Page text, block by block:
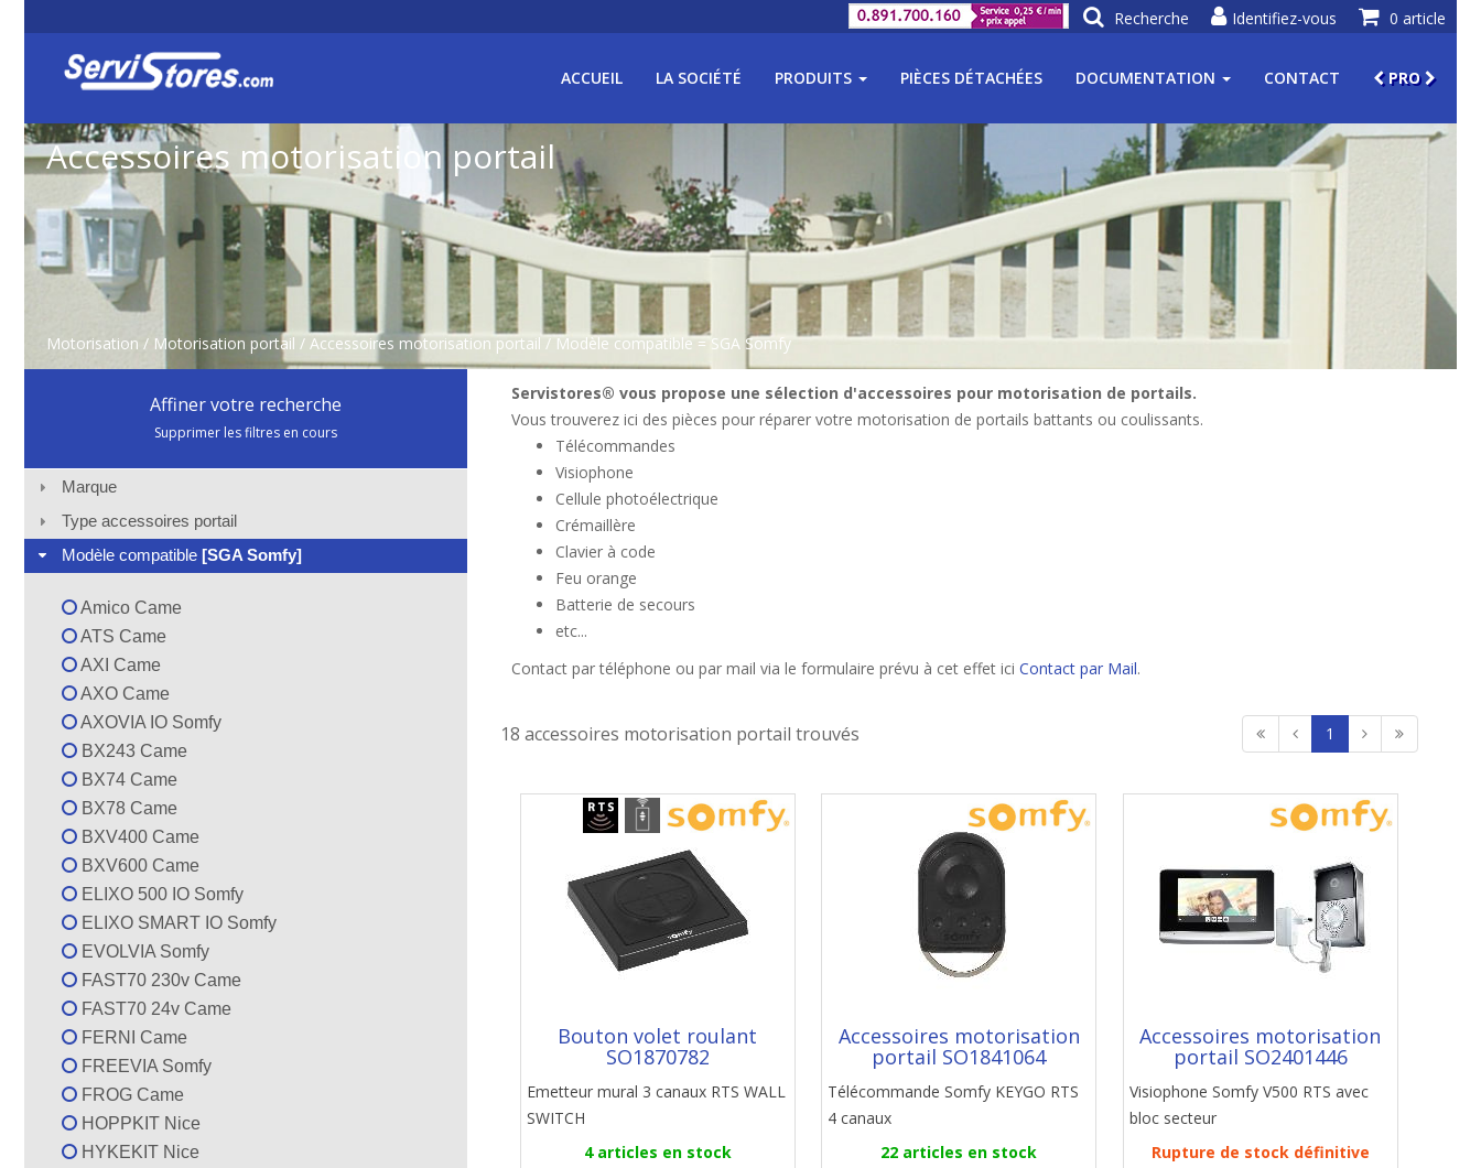
0 article
Identifiez-vous
Recherche
ACCUEIL LA SOCIÉTÉ PRODUITS PIÈCES DÉTACHÉES DOCUMENTATION CONTACT PRO
Accessoires motorisation portail
Motorisation / Motorisation portail / Accessoires motorisation portail / Modèle compatible = SGA Somfy
Affiner votre recherche
Supprimer les filtres en cours
Marque
Type accessoires portail
Modèle compatible [SGA Somfy]
Amico Came
ATS Came
AXI Came
AXO Came
AXOVIA IO Somfy
BX243 Came
BX74 Came
BX78 Came
BXV400 Came
BXV600 Came
ELIXO 500 IO Somfy
ELIXO SMART IO Somfy
EVOLVIA Somfy
FAST70 230v Came
FAST70 24v Came
FERNI Came
FREEVIA Somfy
FROG Came
HOPPKIT Nice
HYKEKIT Nice
Servistores® vous propose une sélection d'accessoires pour motorisation de portails.
Vous trouverez ici des pièces pour réparer votre motorisation de portails battants ou coulissants.
Télécommandes
Visiophone
Cellule photoélectrique
Crémaillère
Clavier à code
Feu orange
Batterie de secours
etc...
Contact par téléphone ou par mail via le formulaire prévu à cet effet ici Contact par Mail.
18 accessoires motorisation portail trouvés 1
Bouton volet roulant
SO1870782
Emetteur mural 3 canaux RTS WALL
SWITCH
4 articles en stock
Accessoires motorisation
portail SO1841064
Télécommande Somfy KEYGO RTS
4 canaux
22 articles en stock
Accessoires motorisation
portail SO2401446
Visiophone Somfy V500 RTS avec
bloc secteur
Rupture de stock définitive